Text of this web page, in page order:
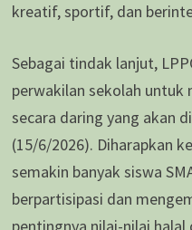
kreatif, sportif, dan
Sebagai tindak lanjut,
perwakilan sekolah untuk
secara daring yang akan
(15/6/2026). Diharapkan
semakin banyak siswa
berpartisipasi dan